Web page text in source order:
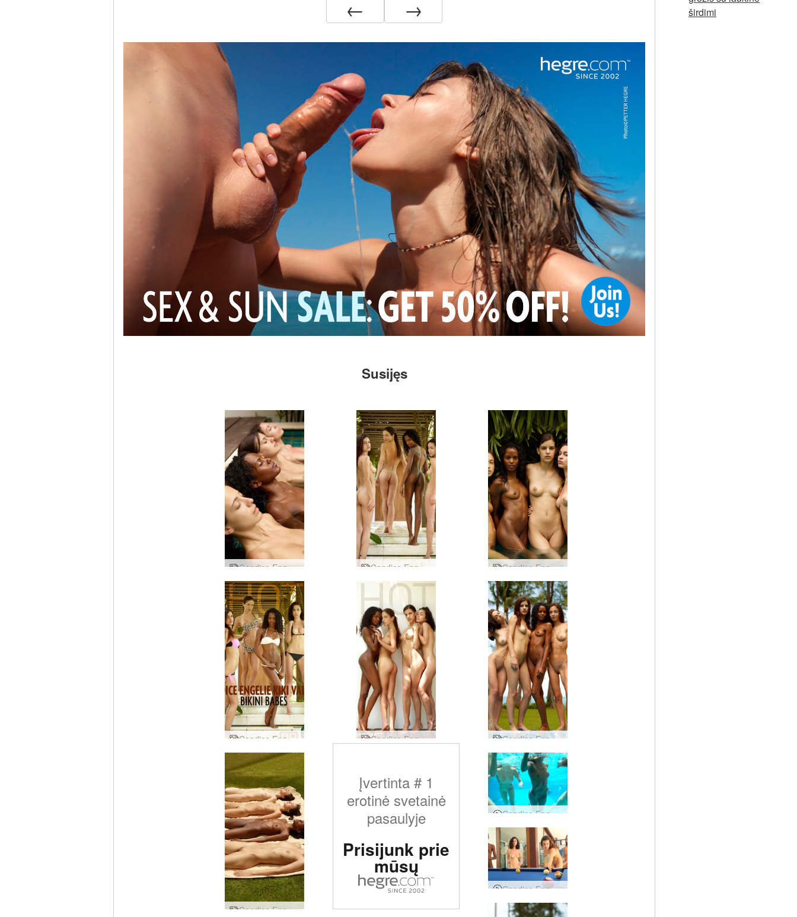
← →
Susijęs
Candice Engelie Kiki Valerie vakarėlis prie baseino Candice Engelie Kiki Valerie 4 nuostabios patelės Candice Engelie Kiki Valerie svajonių komanda
Candice Engelie Kiki Valerie bikini pupytės Candice Engelie Kiki Valerie pozos Candice Engelie Kiki Valerie Tailandas
Candice Engelie Kiki Valerie tajų sodas
Įvertinta # 1
erotinė svetainė
pasaulyje
Prisijunk prie
mūsų
Candice Engelie Kiki Valerie 4 undinės
Candice Engelie Kiki Valerie nuogas biliardas
širdimi